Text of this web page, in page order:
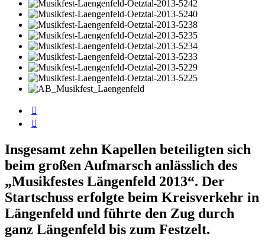
Insgesamt zehn Kapellen beteiligten sich
beim großen Aufmarsch anlässlich des
„Musikfestes Längenfeld 2013“. Der
Startschuss erfolgte beim Kreisverkehr in
Längenfeld und führte den Zug durch
ganz Längenfeld bis zum Festzelt.